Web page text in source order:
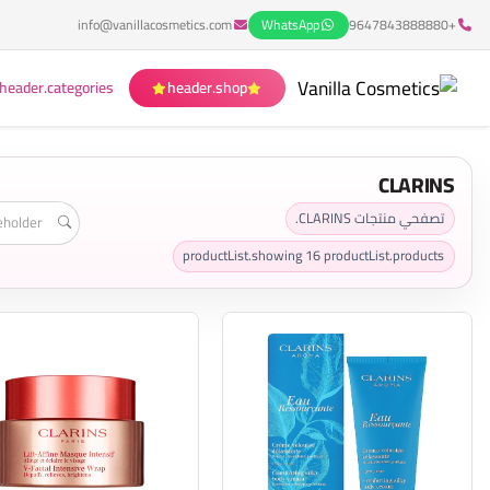
+9647843888880
WhatsApp
info@vanillacosmetics.com
header.shop
header.categories
CLARINS
تصفحي منتجات CLARINS.
productList.showing16productList.products